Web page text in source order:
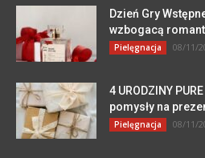
Dzień Gry
wzbogacą
Pielęgnacja 08/11/
4 URODZINY
pomysły na
Pielęgnacja 08/11/